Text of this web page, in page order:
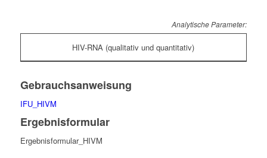
Analytische Parameter:
HIV-RNA (qualitativ und quantitativ)
Gebrauchsanweisung
IFU_HIVM
Ergebnisformular
Ergebnisformular_HIVM